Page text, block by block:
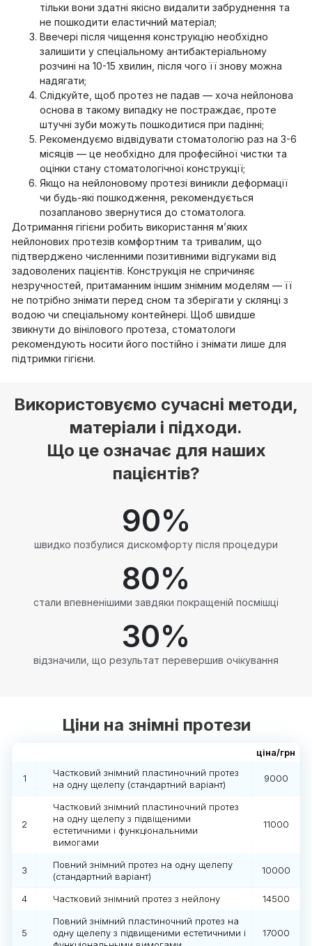
тільки вони здатні якісно видалити забруднення та
не пошкодити еластичний матеріал;
Ввечері після чищення конструкцію необхідно
залишити у спеціальному антибактеріальному
розчині на 10-15 хвилин, після чого її знову можна
надягати;
Слідкуйте, щоб протез не падав — хоча нейлонова
основа в такому випадку не постраждає, проте
штучні зуби можуть пошкодитися при падінні;
Рекомендуємо відвідувати стоматологію раз на 3-6
місяців — це необхідно для професійної чистки та
оцінки стану стоматологічної конструкції;
Якщо на нейлоновому протезі виникли деформації
чи будь-які пошкодження, рекомендується
позапланово звернутися до стоматолога.
Дотримання гігієни робить використання м’яких
нейлонових протезів комфортним та тривалим, що
підтверджено численними позитивними відгуками від
задоволених пацієнтів. Конструкція не спричиняє
незручностей, притаманним іншим знімним моделям — її
не потрібно знімати перед сном та зберігати у склянці з
водою чи спеціальному контейнері. Щоб швидше
звикнути до вінілового протеза, стоматологи
рекомендують носити його постійно і знімати лише для
підтримки гігієни.
Використовуємо сучасні методи,
матеріали і підходи.
Що це означає для наших
пацієнтів?
швидко позбулися дискомфорту після процедури
90%
стали впевненішими завдяки покращеній посмішці
80%
відзначили, що результат перевершив очікування
30%
Ціни на знімні протези
ціна/грн
1
Частковий знімний пластиночний протез
на одну щелепу (стандартний варіант)
9000
2
Частковий знімний пластиночний протез
на одну щелепу з підвіщеними
естетичними і функціональними
вимогами
11000
3
Повний знімний протез на одну щелепу
(стандартний варіант)
10000
4 Частковий знімний протез з нейлону 14500
5
Повний знімний пластиночний протез на
одну щелепу з підвищеними естетичними і
17000